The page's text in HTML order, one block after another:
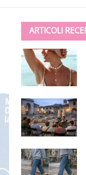
ARTICOLI